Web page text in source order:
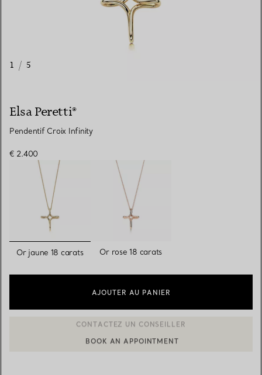
1 / 5
Elsa Peretti®
Pendentif Croix Infinity
€ 2.400
sélectionnés
Or jaune 18 carats Or rose 18 carats
AJOUTER AU PANIER
CONTACTER UN CONSEILLER CLIENT OU PRENDRE RENDEZ-